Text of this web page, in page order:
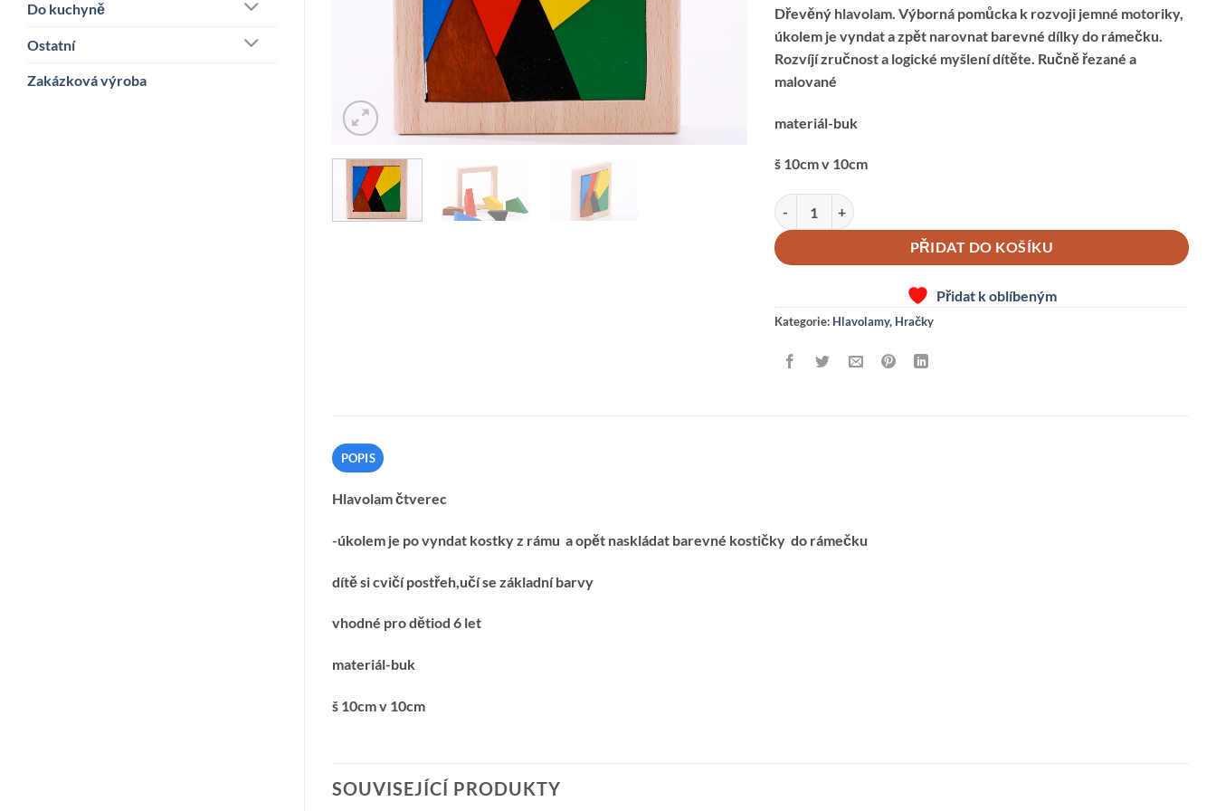
Do kuchyně
Ostatní
Zakázková výroba
Dřevěný hlavolam. Výborná pomůcka k rozvoji jemné motoriky,
úkolem je vyndat a zpět narovnat barevné dílky do rámečku.
Rozvíjí zručnost a logické myšlení dítěte. Ručně řezané a
malované
materiál-buk
š 10cm v 10cm
Hlavolam čtverec množství
PŘIDAT DO KOŠÍKU
Přidat k oblíbeným
Kategorie: Hlavolamy, Hračky
POPIS
Hlavolam čtverec
-úkolem je po vyndat kostky z rámu a opět naskládat barevné kostičky do rámečku
dítě si cvičí postřeh,učí se základní barvy
vhodné pro dětiod 6 let
materiál-buk
š 10cm v 10cm
SOUVISEJÍCÍ PRODUKTY